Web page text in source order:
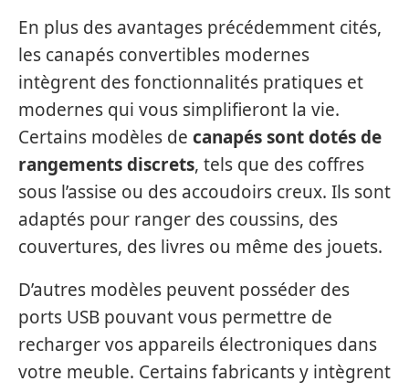
En plus des avantages précédemment cités,
les canapés convertibles modernes
intègrent des fonctionnalités pratiques et
modernes qui vous simplifieront la vie.
Certains modèles de canapés sont dotés de
rangements discrets, tels que des coffres
sous l’assise ou des accoudoirs creux. Ils sont
adaptés pour ranger des coussins, des
couvertures, des livres ou même des jouets.
D’autres modèles peuvent posséder des
ports USB pouvant vous permettre de
recharger vos appareils électroniques dans
votre meuble. Certains fabricants y intègrent